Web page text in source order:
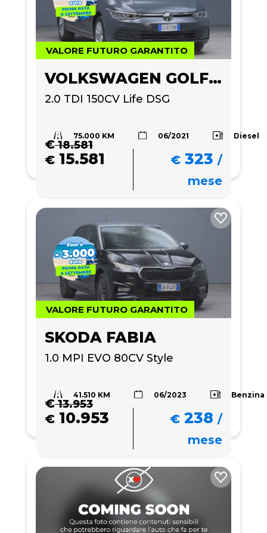
VALORE FUTURO GARANTITO
VOLKSWAGEN GOLF VARIANT
2.0 TDI 150CV Life DSG
75.000 KM 06/2021 Diesel
€18.581
€ 15.581 € 323 /
mese
VALORE FUTURO GARANTITO
SKODA FABIA
1.0 MPI EVO 80CV Style
41.510 KM 06/2023 Benzina
€13.953
€ 10.953 € 238 /
mese